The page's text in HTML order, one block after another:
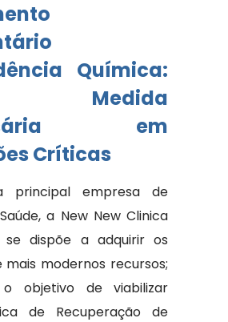
Química:
Medida
em
Críticas
principal empresa de
a New New Clinica
se dispõe a adquirir os
mais modernos recursos;
o objetivo de viabilizar
de Recuperação de